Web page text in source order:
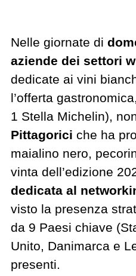
Nelle giornate di
aziende dei settori
dedicate ai vini
l’offerta
1 Stella Michelin),
Pittagorici che ha
maialino nero,
vinta dell’edizione
dedicata al
visto la presenza
da 9 Paesi chiave
Unito, Danimarca e
presenti.